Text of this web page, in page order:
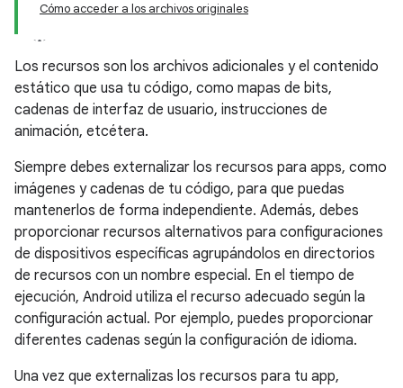
Cómo acceder a los archivos originales
Los recursos son los archivos adicionales y el contenido
estático que usa tu código, como mapas de bits,
cadenas de interfaz de usuario, instrucciones de
animación, etcétera.
Siempre debes externalizar los recursos para apps, como
imágenes y cadenas de tu código, para que puedas
mantenerlos de forma independiente. Además, debes
proporcionar recursos alternativos para configuraciones
de dispositivos específicas agrupándolos en directorios
de recursos con un nombre especial. En el tiempo de
ejecución, Android utiliza el recurso adecuado según la
configuración actual. Por ejemplo, puedes proporcionar
diferentes cadenas según la configuración de idioma.
Una vez que externalizas los recursos para tu app,